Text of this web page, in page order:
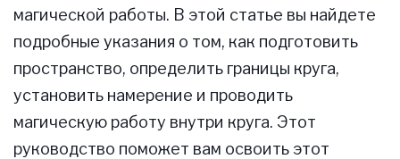
магической работы. В этой статье вы найдете
подробные указания о том, как подготовить
пространство, определить границы круга,
установить намерение и проводить
магическую работу внутри круга. Этот
руководство поможет вам освоить этот